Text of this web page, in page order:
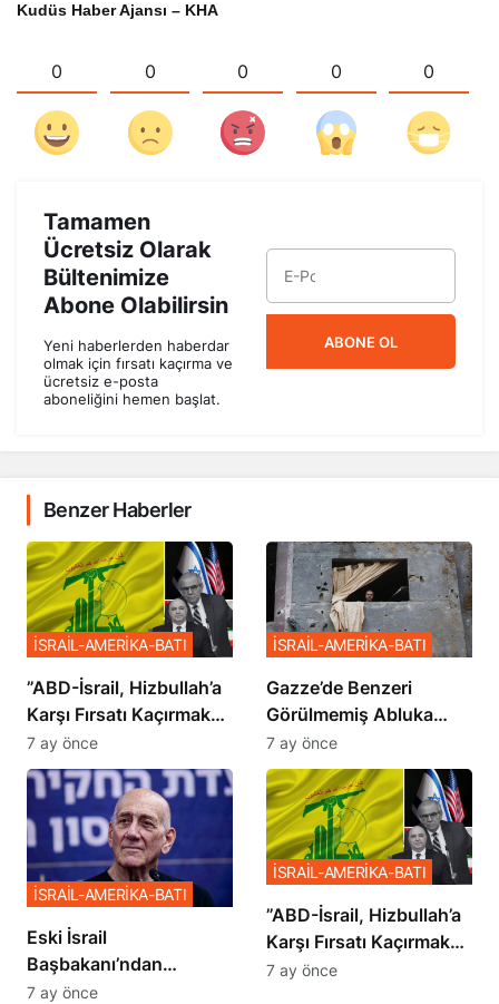
Kudüs Haber Ajansı – KHA
0 0 0 0 0
Tamamen
Ücretsiz Olarak
Bültenimize
Abone Olabilirsin
Yeni haberlerden haberdar
olmak için fırsatı kaçırma ve
ücretsiz e-posta
aboneliğini hemen başlat.
ABONE OL
Benzer Haberler
​​​​​​​”ABD-İsrail, Hizbullah’a
Karşı Fırsatı Kaçırmak
İstemiyor”
İSRAİL-AMERİKA-BATI
7 ay önce
​​​​​​​Gazze’de Benzeri
Görülmemiş Abluka
Planı
İSRAİL-AMERİKA-BATI
7 ay önce
Eski İsrail
Başbakanı’ndan
Netanyahu’ya Ağır
İSRAİL-AMERİKA-BATI
7 ay önce
​​​​​​​”ABD-İsrail, Hizbullah’a
Karşı Fırsatı Kaçırmak
İstemiyor”
İSRAİL-AMERİKA-BATI
7 ay önce